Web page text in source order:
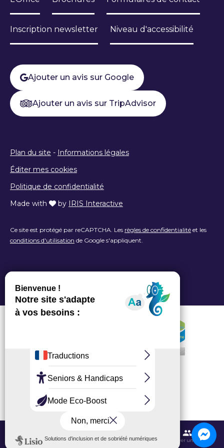
Contactez-nous Itinéraires et transports Aéroport CDG Trouver une salle
Inscription newsletter Niveau d'accessibilité
Ajouter un avis sur Google
Ajouter un avis sur TripAdvisor
Plan du site - Informations légales
Éditer mes cookies
Politique de confidentialité
Made with
by IRIS Interactive
Ce site est protégé par reCAPTCHA. Les règles de confidentialité et les
conditions d'utilisation de Google s'appliquent.